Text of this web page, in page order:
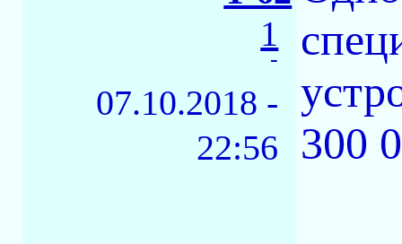
1
-
07.10.2018 -
22:56
300